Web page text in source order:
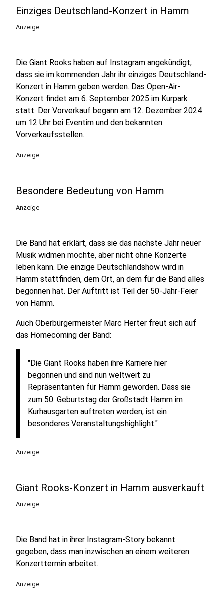
Einziges Deutschland-Konzert in Hamm
Anzeige
Die Giant Rooks haben auf Instagram angekündigt,
dass sie im kommenden Jahr ihr einziges Deutschland-
Konzert in Hamm geben werden. Das Open-Air-
Konzert findet am 6. September 2025 im Kurpark
statt. Der Vorverkauf begann am 12. Dezember 2024
um 12 Uhr bei Eventim und den bekannten
Vorverkaufsstellen.
Anzeige
Besondere Bedeutung von Hamm
Anzeige
Die Band hat erklärt, dass sie das nächste Jahr neuer
Musik widmen möchte, aber nicht ohne Konzerte
leben kann. Die einzige Deutschlandshow wird in
Hamm stattfinden, dem Ort, an dem für die Band alles
begonnen hat. Der Auftritt ist Teil der 50-Jahr-Feier
von Hamm.
Auch Oberbürgermeister Marc Herter freut sich auf
das Homecoming der Band:
"Die Giant Rooks haben ihre Karriere hier
begonnen und sind nun weltweit zu
Repräsentanten für Hamm geworden. Dass sie
zum 50. Geburtstag der Großstadt Hamm im
Kurhausgarten auftreten werden, ist ein
besonderes Veranstaltungshighlight."
Anzeige
Giant Rooks-Konzert in Hamm ausverkauft
Anzeige
Die Band hat in ihrer Instagram-Story bekannt
gegeben, dass man inzwischen an einem weiteren
Konzerttermin arbeitet.
Anzeige